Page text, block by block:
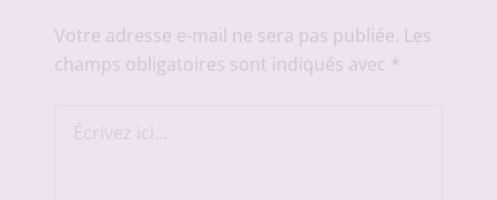
Votre adresse e-mail ne sera pas publiée. Les
champs obligatoires sont indiqués avec *
ici…